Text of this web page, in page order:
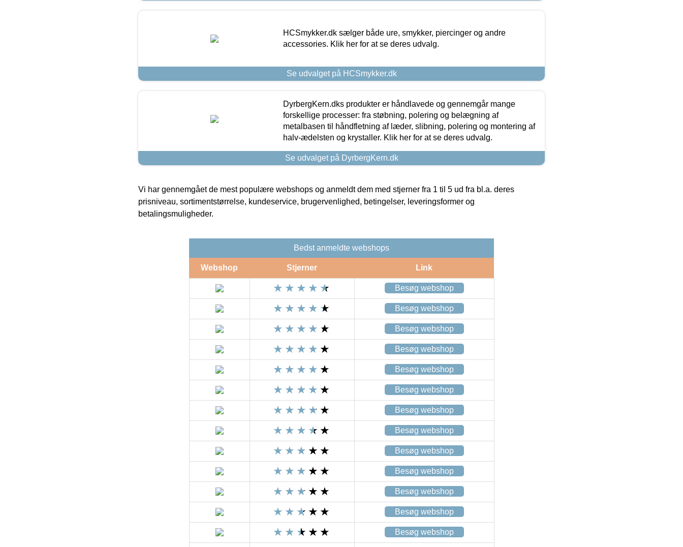
HCSmykker.dk sælger både ure, smykker, piercinger og andre
accessories. Klik her for at se deres udvalg.
Se udvalget på HCSmykker.dk
DyrbergKern.dks produkter er håndlavede og gennemgår mange
forskellige processer: fra støbning, polering og belægning af
metalbasen til håndfletning af læder, slibning, polering og montering af
halv-ædelsten og krystaller. Klik her for at se deres udvalg.
Se udvalget på DyrbergKern.dk
Vi har gennemgået de mest populære webshops og anmeldt dem med stjerner fra 1 til 5 ud fra bl.a. deres
prisniveau, sortimentstørrelse, kundeservice, brugervenlighed, betingelser, leveringsformer og
betalingsmuligheder.
Bedst anmeldte webshops
Webshop Stjerner Link
Besøg webshop
Besøg webshop
Besøg webshop
Besøg webshop
Besøg webshop
Besøg webshop
Besøg webshop
Besøg webshop
Besøg webshop
Besøg webshop
Besøg webshop
Besøg webshop
Besøg webshop